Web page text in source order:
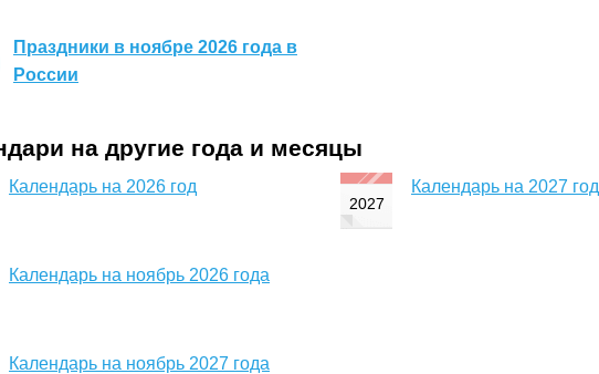
Праздники в ноябре 2026 года в
России
на другие года и месяцы
Календарь на 2026 год Календарь на 2027 год
Календарь на ноябрь 2026 года
Календарь на ноябрь 2027 года